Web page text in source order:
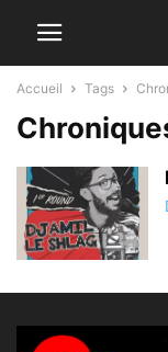
Accueil Tags